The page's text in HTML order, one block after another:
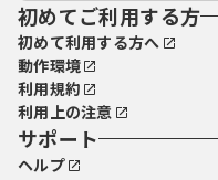
初めてご利用する方
初めて利用する方へ
動作環境
利用規約
利用上の注意
サポート
ヘルプ